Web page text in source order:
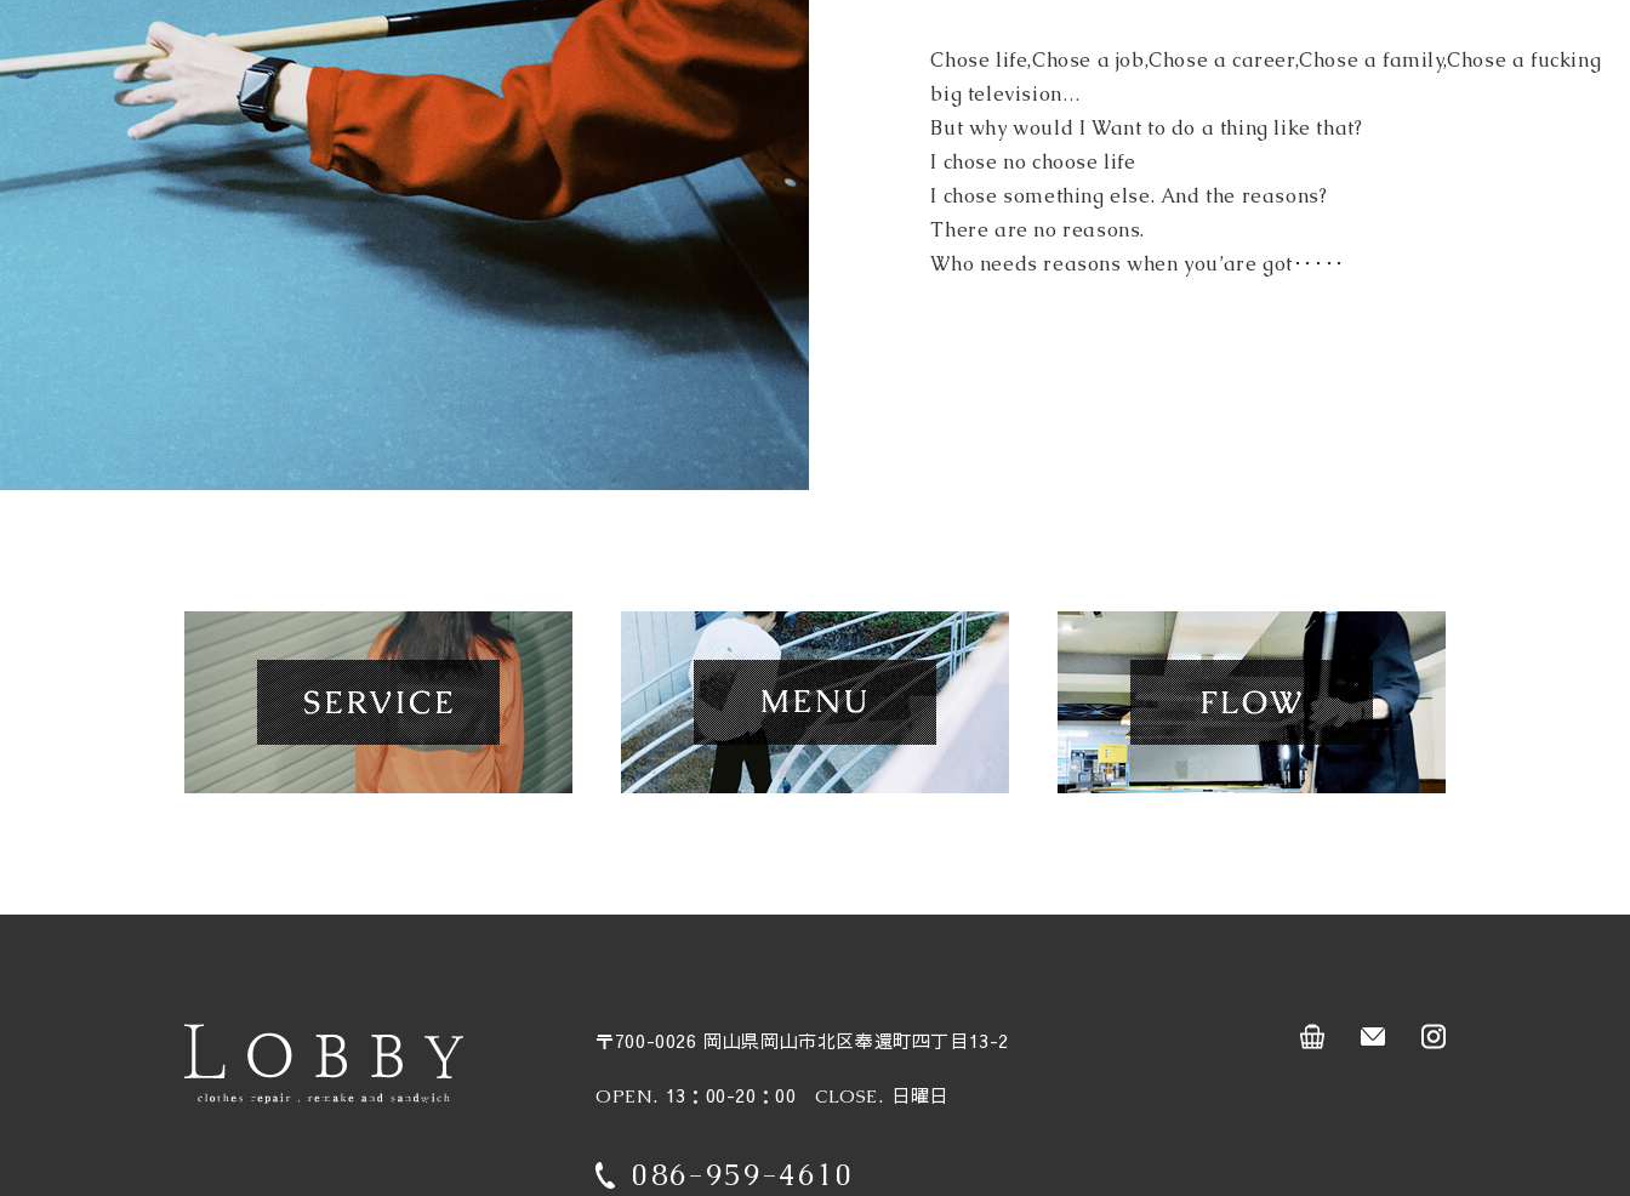
Chose life,Chose a job,Chose a career,Chose a family,Chose a fucking
big television…
But why would I Want to do a thing like that?
I chose no choose life
I chose something else. And the reasons?
There are no reasons.
Who needs reasons when you’are got･････
〒700-0026 岡山県岡山市北区奉還町四丁目13-2
OPEN. 13：00-20：00 CLOSE. 日曜日
086-959-4610